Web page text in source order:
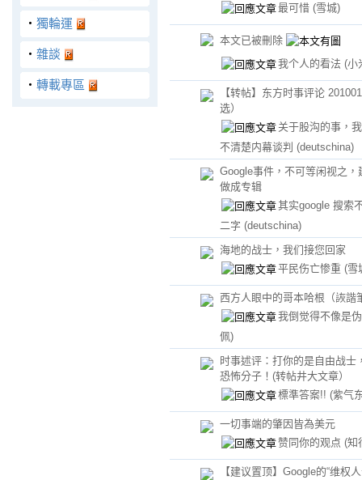
‧ 獨輪運
‧ 雜談
‧ 轉載專區
最可惜 (雪城)
本文已被刪除
我个人的看法 (小
【转帖】东方时事评论
选）
关于股沟的事，
不清楚内幕谈判 (deutschina)
Google事件，不可等闲视之，
做成专辑
其实google 搜索
二字 (deutschina)
海地的战士，我们接您回家
平民伤亡惨重 (雪
西方人眼中的哥本哈根（詼諧
我倒觉得不像是
佩)
时事述评：打你的是自由战士
恐怖分子！(转帖井大文章）
標準答案!! (紫气
一切事端的肇因皆為美元
赞同你的观点 (知
【建议置顶】Google的“维权